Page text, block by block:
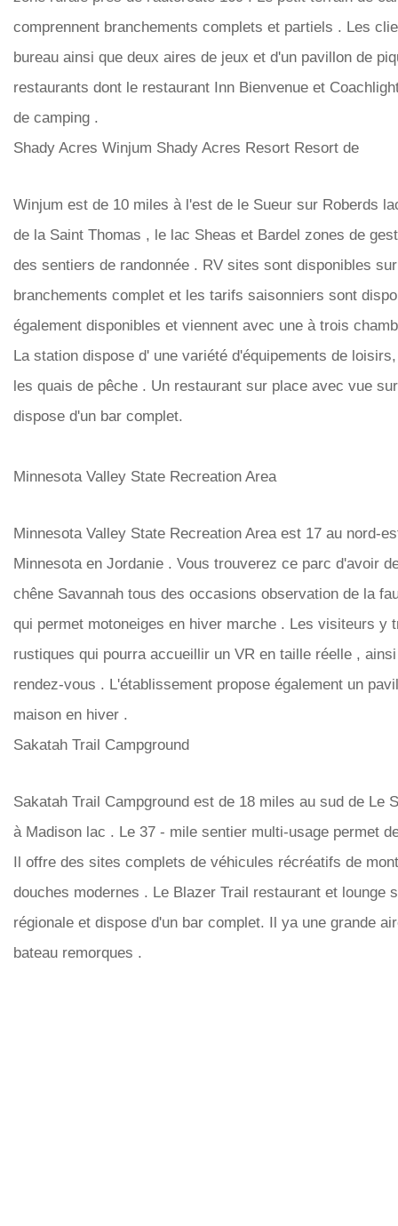
comprennent branchements complets et partiels . Les
bureau ainsi que deux aires de jeux et d'un pavillon de
restaurants dont le restaurant Inn Bienvenue et
de camping .
Shady Acres Winjum Shady Acres Resort Resort de
Winjum est de 10 miles à l'est de le Sueur sur Roberds
de la Saint Thomas , le lac Sheas et Bardel zones de
des sentiers de randonnée . RV sites sont disponibles
branchements complet et les tarifs saisonniers sont
également disponibles et viennent avec une à trois
La station dispose d' une variété d'équipements de
les quais de pêche . Un restaurant sur ​​place avec vue
dispose d'un bar complet.
Minnesota Valley State Recreation Area
Minnesota Valley State Recreation Area est 17 au nord-
Minnesota en Jordanie . Vous trouverez ce parc d'avoir
chêne Savannah tous des occasions observation de la
qui permet motoneiges en hiver marche . Les visiteurs y
rustiques qui pourra accueillir un VR en taille réelle ,
rendez-vous . L'établissement propose également un
maison en hiver .
Sakatah Trail Campground
Sakatah Trail Campground est de 18 miles au sud de Le
à Madison lac . Le 37 - mile sentier multi-usage permet
Il offre des sites complets de véhicules récréatifs de
douches modernes . Le Blazer Trail restaurant et lounge
régionale et dispose d'un bar complet. Il ya une grande
bateau remorques .